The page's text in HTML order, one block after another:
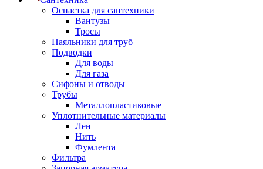
Оснастка для сантехники
Вантузы
Тросы
Паяльники для труб
Подводки
Для воды
Для газа
Сифоны и отводы
Трубы
Металлопластиковые
Уплотнительные материалы
Лен
Нить
Фумлента
Фильтра